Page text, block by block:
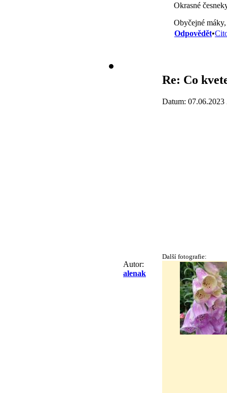
Okrasné
Obyčejné
Odpovědět•
Autor:
alenak
Re: Co
Datum: 07.06.2023
Další fotografie: